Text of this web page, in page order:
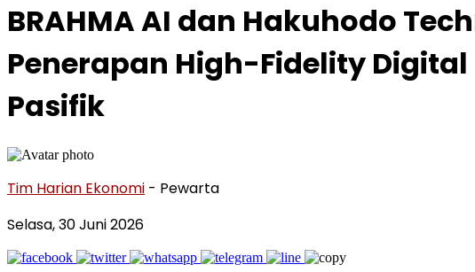
BRAHMA AI dan Hakuhodo
Penerapan High-Fidelity
Pasifik
Tim Harian Ekonomi - Pewarta
Selasa, 30 Juni 2026